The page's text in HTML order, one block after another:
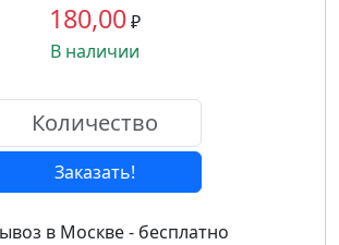
180,00₽
В наличии
Заказать!
в Москве - бесплатно